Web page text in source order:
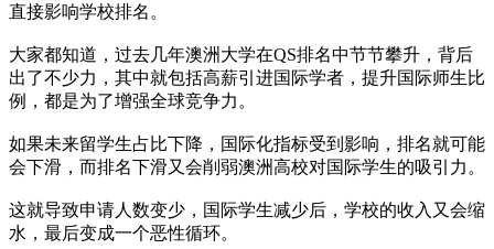
直接影响学校排名。
大家都知道，过去几年澳洲大学在QS排名中节节攀升，背后
出了不少力，其中就包括高薪引进国际学者，提升国际师生比
例，都是为了增强全球竞争力。
如果未来留学生占比下降，国际化指标受到影响，排名就可能
会下滑，而排名下滑又会削弱澳洲高校对国际学生的吸引力。
这就导致申请人数变少，国际学生减少后，学校的收入又会缩
水，最后变成一个恶性循环。